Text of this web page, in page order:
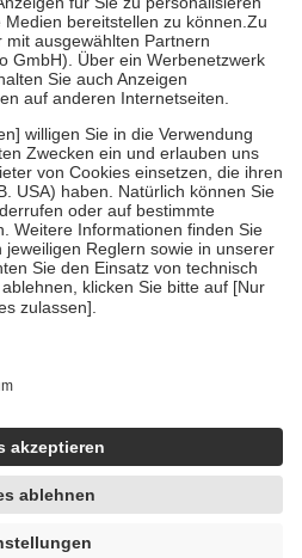
Krankenpflege beträgt die
sowie zehn Euro je
für ihre eigene Gesundheit zu
der Familie zu unterstützen,
zum vollendeten 18. Lebensjahr
und Früherkennung, die von der
es sich um echte Bewertungen
articles/4419944605341
unter Zuhilfenahme künstlicher